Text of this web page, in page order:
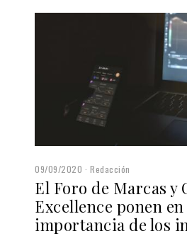
09/09/2020 Redacción
El Foro de Marcas y
Excellence ponen
importancia de los